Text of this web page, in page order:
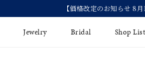
【価格改定のお知らせ 8
Jewelry Bridal Shop List